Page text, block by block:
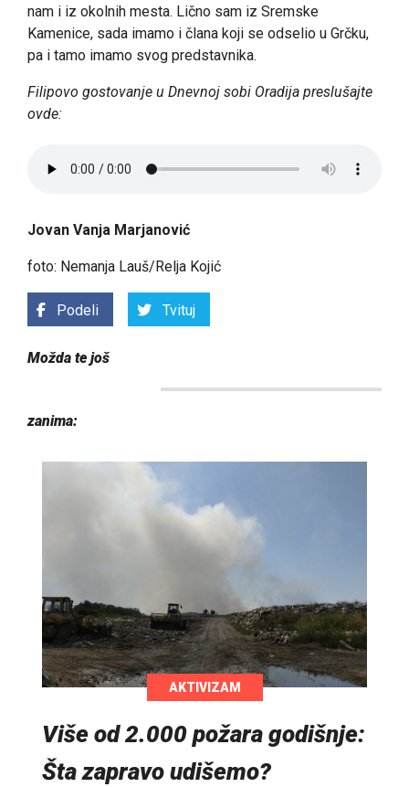
nam i iz okolnih mesta. Lično sam iz Sremske
Kamenice, sada imamo i člana koji se odselio u Grčku,
pa i tamo imamo svog predstavnika.
Filipovo gostovanje u Dnevnoj sobi Oradija preslušajte
ovde:
Jovan Vanja Marjanović
foto: Nemanja Lauš/Relja Kojić
Podeli Tvituj
Možda te još
zanima:
AKTIVIZAM
Više od 2.000 požara godišnje:
Šta zapravo udišemo?